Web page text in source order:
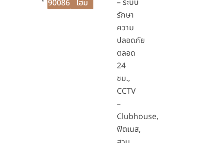
90086 โฮม
– ระบบ
รักษา
ความ
ปลอดภัย
ตลอด
24
ชม.,
CCTV
–
Clubhouse,
ฟิตเนส,